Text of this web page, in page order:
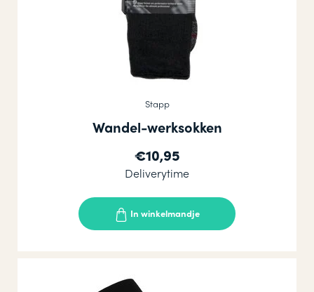
Stapp
Wandel-werksokken
€10,95
Deliverytime
In winkelmandje